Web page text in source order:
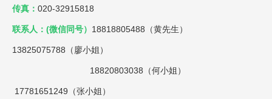
传真： 020-32915818
联系人：(微信同号） 18818805488（黄先生）
13825075788（廖小姐）
18820803038（何小姐）
17781651249（张小姐）